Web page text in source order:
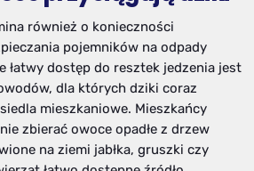
również o konieczności
pojemników na odpady
łatwy dostęp do resztek jedzenia jest
dla których dziki coraz
mieszkaniowe. Mieszkańcy
zbierać owoce opadłe z drzew
na ziemi jabłka, gruszki czy